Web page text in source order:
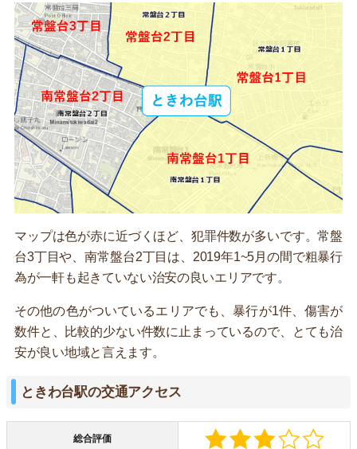
マップは色が赤に近づくほど、犯罪件数が多いです。常盤
台3丁目や、南常盤台2丁目は、2019年1~5月の間で粗暴行
為が一軒も起きていない治安の良いエリアです。
その他の色がついているエリアでも、暴行が1件、傷害が
数件と、比較的少ない件数に止まっているので、とても治
安が良い地域と言えます。
ときわ台駅の交通アクセス
総合評価